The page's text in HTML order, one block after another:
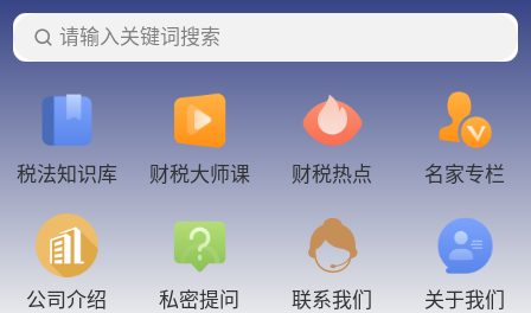
请输入关键词搜索
税法知识库 财税大师课 财税热点 名家专栏
公司介绍 私密提问 联系我们 关于我们